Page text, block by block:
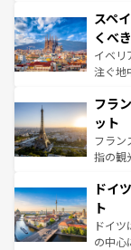
ろん
景など
ピザ
できる
なお、
しい。
スペ
くべ
イベリ
注ぐ地
文化が
れる闘
る。首
アート
せる
ンテン
フラ
ット
フラン
指の観
で、
聖堂
から
れ、フ
ドイ
ト
ドイ
の中心